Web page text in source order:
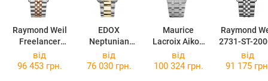
Raymond Weil
Freelancer
2741-SP5-
20001
EDOX
Neptunian
80120 357JM
NID
Maurice
Lacroix Aikon
Venturer 38mm
AI6057-SSL52-
Raymond
2731-ST-
від
96 453 грн.
від
76 030 грн.
від
100 324 грн.
від
91 175